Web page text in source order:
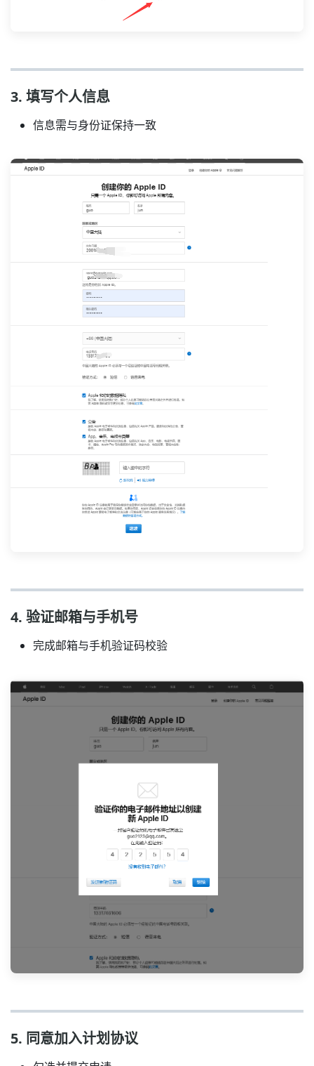
3. 填写个人信息
信息需与身份证保持一致
4. 验证邮箱与手机号
完成邮箱与手机验证码校验
5. 同意加入计划协议